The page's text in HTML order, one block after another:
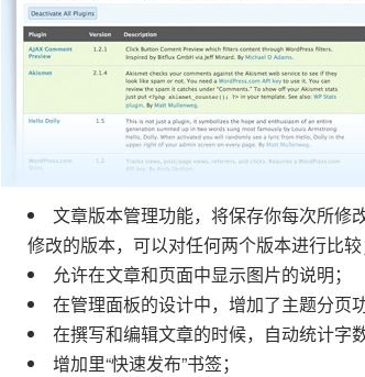
文章版本管理功能，将保存你每次所修
修改的版本，可以对任何两个版本进行比较
允许在文章和页面中显示图片的说明；
在管理面板的设计中，增加了主题分页功
在撰写和编辑文章的时候，自动统计字数
增加里“快速发布”书签；